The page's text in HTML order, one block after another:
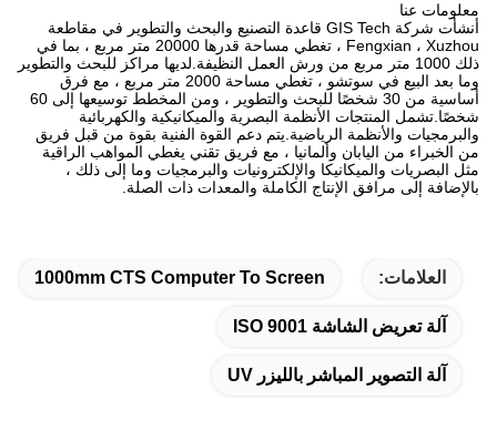
معلومات عنا
أنشأت شركة GIS Tech قاعدة التصنيع والبحث والتطوير في مقاطعة
Fengxian ، Xuzhou ، تغطي مساحة قدرها 20000 متر مربع ، بما في
ذلك 1000 متر مربع من ورش العمل النظيفة.لديها مراكز للبحث والتطوير
وما بعد البيع في سوتشو ، تغطي مساحة 2000 متر مربع ، مع فرق
أساسية من 30 شخصًا للبحث والتطوير ، ومن المخطط توسيعها إلى 60
شخصًا.تشمل المنتجات الأنظمة البصرية والميكانيكية والكهربائية
والبرمجيات والأنظمة الرياضية.يتم دعم القوة الفنية بقوة من قبل فريق
من الخبراء من اليابان وألمانيا ، مع فريق تقني يغطي المواهب الراقية
مثل البصريات والميكانيكا والإلكترونيات والبرمجيات وما إلى ذلك ،
بالإضافة إلى مرافق الإنتاج الكاملة والمعدات ذات الصلة.
العلامات: 1000mm CTS Computer To Screen
آلة تعريض الشاشة ISO 9001
آلة التصوير المباشر بالليزر UV